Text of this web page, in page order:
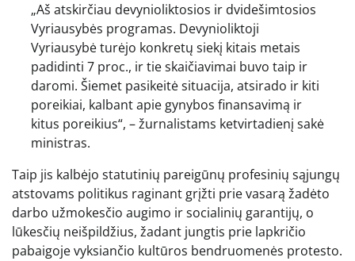
„Aš atskirčiau devynioliktosios ir dvidešimtosios
Vyriausybės programas. Devynioliktoji
Vyriausybė turėjo konkretų siekį kitais metais
padidinti 7 proc., ir tie skaičiavimai buvo taip ir
daromi. Šiemet pasikeitė situacija, atsirado ir kiti
poreikiai, kalbant apie gynybos finansavimą ir
kitus poreikius“, – žurnalistams ketvirtadienį sakė
ministras.
Taip jis kalbėjo statutinių pareigūnų profesinių sąjungų
atstovams politikus raginant grįžti prie vasarą žadėto
darbo užmokesčio augimo ir socialinių garantijų, o
lūkesčių neišpildžius, žadant jungtis prie lapkričio
pabaigoje vyksiančio kultūros bendruomenės protesto.